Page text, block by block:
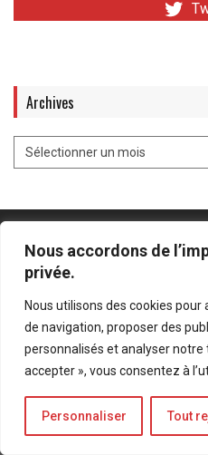
Nous accordons de
privée.
Nous utilisons des cookies
de navigation, proposer des
personnalisés et analyser notre
accepter », vous consentez à
Personnaliser Tout
Archives
Bluesky
LinkedIn
Twitter
© Forces